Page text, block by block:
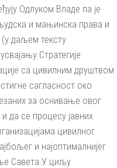
Одлуком Владе па је
и мањинска права и
(у даљем тексту
Стратегије
са цивилним друштвом
сагласност око
за оснивање овог
да се процесу јавних
цивилног
и најоптималнијег
Савета.У циљу